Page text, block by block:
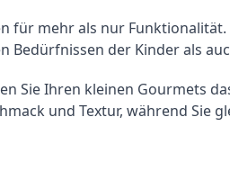
für mehr als nur
der Kinder als
Sie Ihren kleinen Gourmets
und Textur, während Sie